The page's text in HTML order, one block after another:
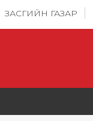
ЗАСГИЙН ГАЗАР